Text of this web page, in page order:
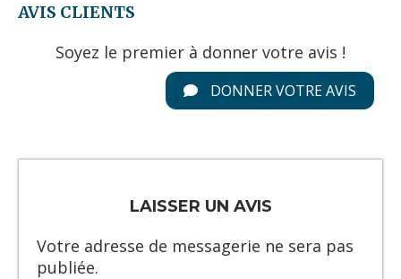
AVIS CLIENTS
Soyez le premier à donner votre avis !
DONNER VOTRE AVIS
LAISSER UN AVIS
Votre adresse de messagerie ne sera pas
publiée.